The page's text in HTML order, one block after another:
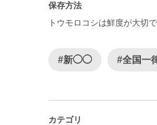
保存方法
トウモロコシは鮮度が大切
#新◯◯ #全国一
カテゴリ